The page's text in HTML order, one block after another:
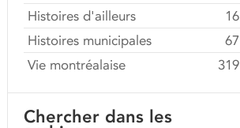
Histoires d'ailleurs
16
Histoires municipales
67
Vie montréalaise
319
Chercher dans les